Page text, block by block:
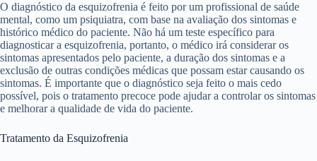
O diagnóstico da esquizofrenia é feito por um profissional de saúde
mental, como um psiquiatra, com base na avaliação dos sintomas e
histórico médico do paciente. Não há um teste específico para
diagnosticar a esquizofrenia, portanto, o médico irá considerar os
sintomas apresentados pelo paciente, a duração dos sintomas e a
exclusão de outras condições médicas que possam estar causando os
sintomas. É importante que o diagnóstico seja feito o mais cedo
possível, pois o tratamento precoce pode ajudar a controlar os sintomas
e melhorar a qualidade de vida do paciente.
Tratamento da Esquizofrenia